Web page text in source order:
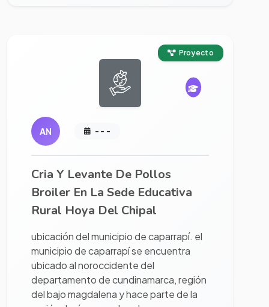
Proyecto
AN - - -
Cria Y Levante De Pollos
Broiler En La Sede Educativa
Rural Hoya Del Chipal
ubicación del municipio de caparrapí. el
municipio de caparrapí se encuentra
ubicado al noroccidente del
departamento de cundinamarca, región
del bajo magdalena y hace parte de la